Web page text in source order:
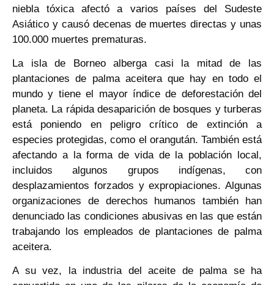
niebla tóxica afectó a varios países del Sudeste
Asiático y causó decenas de muertes directas y unas
100.000 muertes prematuras.
La isla de Borneo alberga casi la mitad de las
plantaciones de palma aceitera que hay en todo el
mundo y tiene el mayor índice de deforestación del
planeta. La rápida desaparición de bosques y turberas
está poniendo en peligro crítico de extinción a
especies protegidas, como el orangután. También está
afectando a la forma de vida de la población local,
incluidos algunos grupos indígenas, con
desplazamientos forzados y expropiaciones. Algunas
organizaciones de derechos humanos también han
denunciado las condiciones abusivas en las que están
trabajando los empleados de plantaciones de palma
aceitera.
A su vez, la industria del aceite de palma se ha